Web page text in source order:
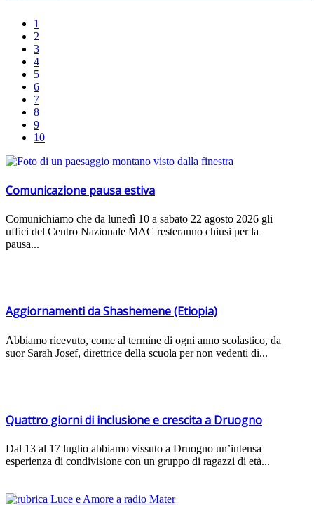
1
2
3
4
5
6
7
8
9
10
Comunicazione pausa estiva
Comunichiamo che da lunedì 10 a sabato 22 agosto 2026 gli
uffici del Centro Nazionale MAC resteranno chiusi per la
pausa...
Aggiornamenti da Shashemene (Etiopia)
Abbiamo ricevuto, come al termine di ogni anno scolastico, da
suor Sarah Josef, direttrice della scuola per non vedenti di...
Quattro giorni di inclusione e crescita a Druogno
Dal 13 al 17 luglio abbiamo vissuto a Druogno un’intensa
esperienza di condivisione con un gruppo di ragazzi di età...